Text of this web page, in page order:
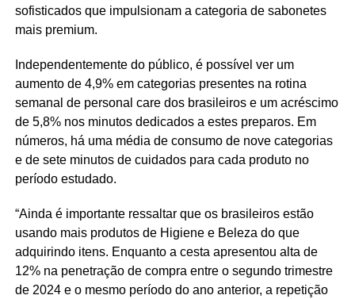
sofisticados que impulsionam a categoria de sabonetes
mais premium.
Independentemente do público, é possível ver um
aumento de 4,9% em categorias presentes na rotina
semanal de personal care dos brasileiros e um acréscimo
de 5,8% nos minutos dedicados a estes preparos. Em
números, há uma média de consumo de nove categorias
e de sete minutos de cuidados para cada produto no
período estudado.
“Ainda é importante ressaltar que os brasileiros estão
usando mais produtos de Higiene e Beleza do que
adquirindo itens. Enquanto a cesta apresentou alta de
12% na penetração de compra entre o segundo trimestre
de 2024 e o mesmo período do ano anterior, a repetição